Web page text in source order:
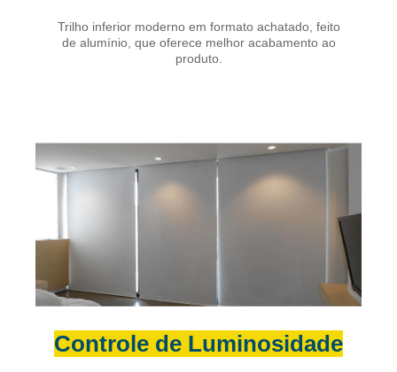
Trilho inferior moderno em formato achatado, feito
de alumínio, que oferece melhor acabamento ao
produto.
Controle de Luminosidade